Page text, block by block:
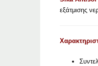
εξάτμισης